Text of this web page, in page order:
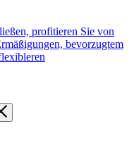
profitieren Sie von
bevorzugtem